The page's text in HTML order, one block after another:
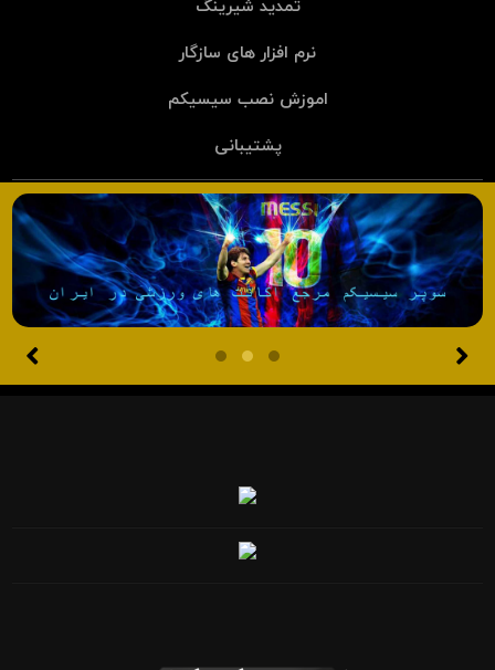
تمدید شیرینگ
نرم افزار های سازگار
اموزش نصب سیسیکم
پشتیبانی